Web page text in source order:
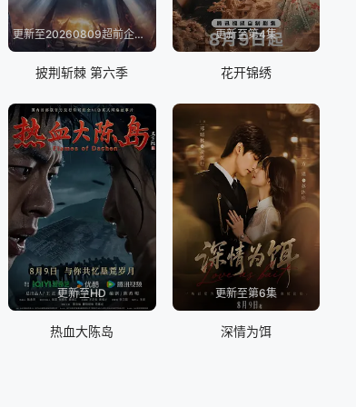
更新至20260809超前企划第2期
披荆斩棘 第六季
更新至第4集
花开锦绣
更新至HD
热血大陈岛
更新至第6集
深情为饵